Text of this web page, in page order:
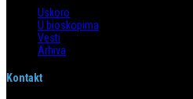
Uskoro
U bioskopima
Vesti
Arhiva
Kontakt